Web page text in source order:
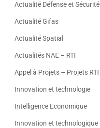
Actualité Défense et Sécurité
Actualité Gifas
Actualité Spatial
Actualités NAE – RTI
Appel à Projets – Projets RTI
Innovation et technologie
Intelligence Economique
Innovation et technologique